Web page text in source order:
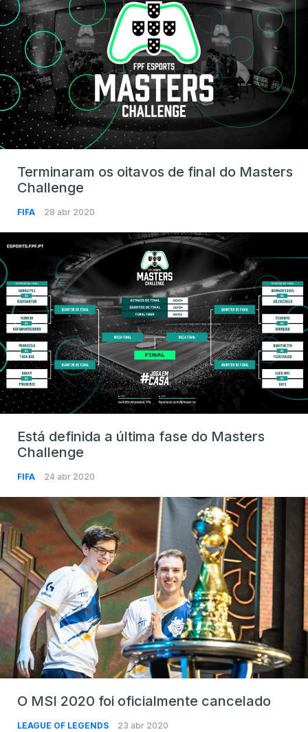
Terminaram os oitavos de final do Masters
Challenge
FIFA 28 abr 2020
Está definida a última fase do Masters
Challenge
FIFA 24 abr 2020
O MSI 2020 foi oficialmente cancelado
LEAGUE OF LEGENDS 23 abr 2020